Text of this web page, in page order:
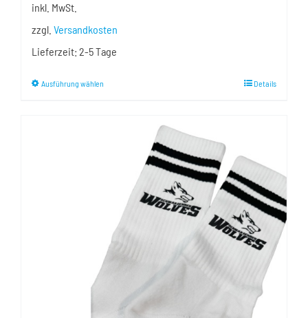
inkl. MwSt.
zzgl. Versandkosten
Lieferzeit: 2-5 Tage
Ausführung wählen
Varianten
Optionen
können
auf
Produktseite
gewählt
Details